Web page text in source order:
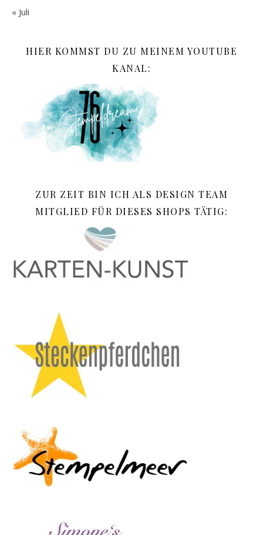
« Juli
HIER KOMMST DU ZU MEINEM YOUTUBE
KANAL:
ZUR ZEIT BIN ICH ALS DESIGN TEAM
MITGLIED FÜR DIESES SHOPS TÄTIG: